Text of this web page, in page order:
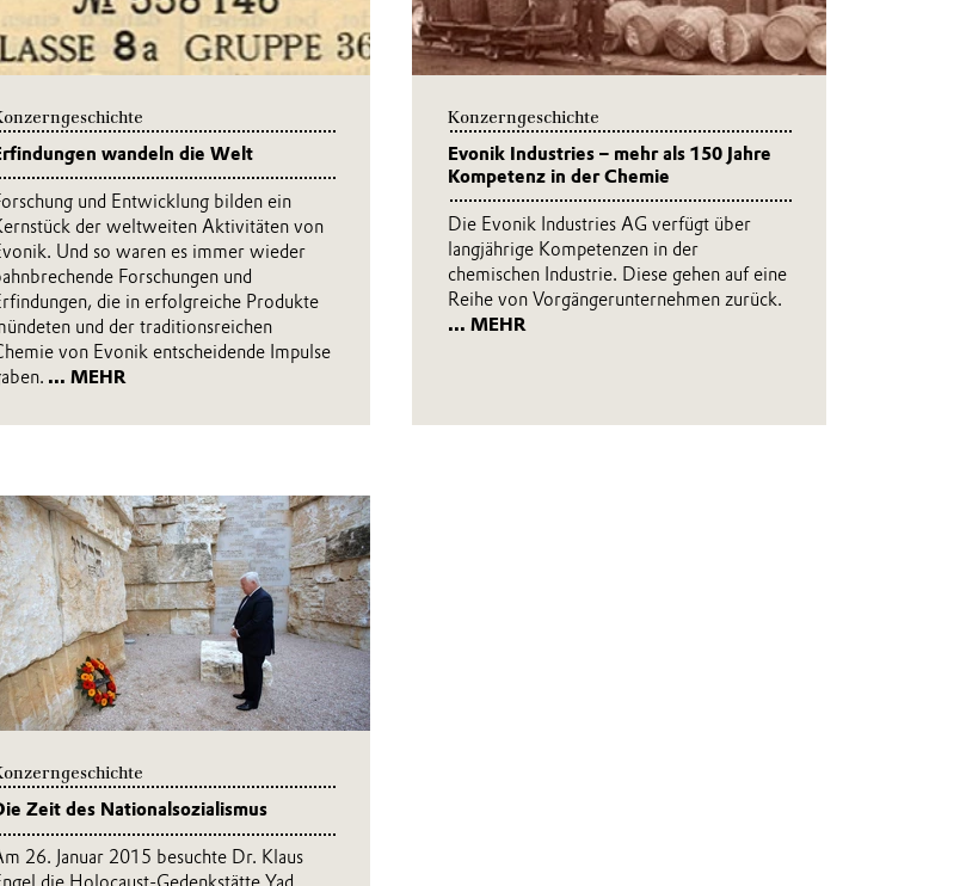
wandeln die Welt
und Entwicklung bilden ein
der weltweiten Aktivitäten von
Und so waren es immer wieder
Forschungen und
die in erfolgreiche Produkte
und der traditionsreichen
von Evonik entscheidende Impulse
... MEHR
Konzerngeschichte
Evonik Industries – mehr als 150 Jahre
Kompetenz in der Chemie
Die Evonik Industries AG verfügt über
langjährige Kompetenzen in der
chemischen Industrie. Diese gehen auf eine
Reihe von Vorgängerunternehmen zurück.
... MEHR
Zeit des Nationalsozialismus
26. Januar 2015 besuchte Dr. Klaus